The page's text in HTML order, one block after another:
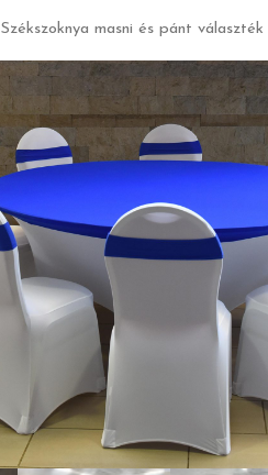
Székszoknya masni és pánt választék